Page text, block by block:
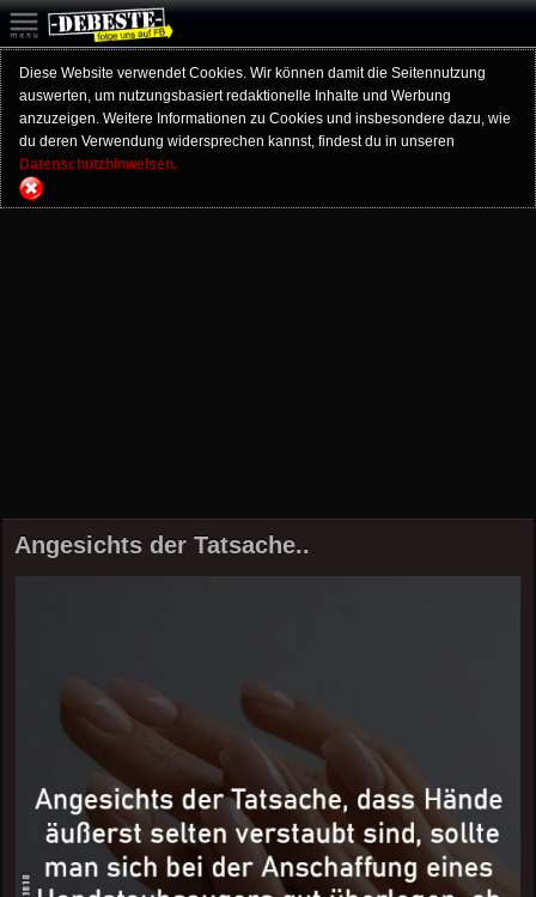
Diese Website verwendet Cookies. Wir können damit die Seitennutzung
auswerten, um nutzungsbasiert redaktionelle Inhalte und Werbung
anzuzeigen. Weitere Informationen zu Cookies und insbesondere dazu, wie
du deren Verwendung widersprechen kannst, findest du in unseren
Datenschutzhinweisen.
Angesichts der Tatsache..